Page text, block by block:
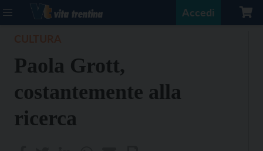
Accedi
Paola Grott,
costantemente alla
ricerca